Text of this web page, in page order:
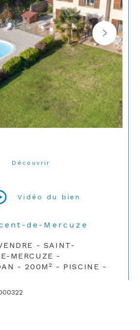
Découvrir
Vidéo du bien
- SAINT-
MERCUZE -
- 200M² - PISCINE -